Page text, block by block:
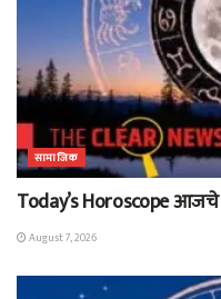
सामाजिक
Today’s Horoscope
August 7, 2026